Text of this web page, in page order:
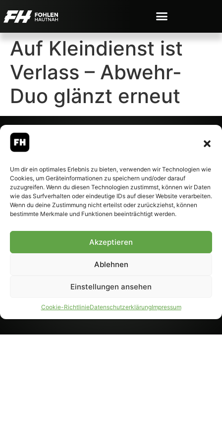
Um dir ein optimales Erlebnis zu bieten, verwenden wir Technologien wie
Cookies, um Geräteinformationen zu speichern und/oder darauf
zuzugreifen. Wenn du diesen Technologien zustimmst, können wir Daten
wie das Surfverhalten oder eindeutige IDs auf dieser Website verarbeiten.
Wenn du deine Zustimmung nicht erteilst oder zurückziehst, können
bestimmte Merkmale und Funktionen beeinträchtigt werden.
Akzeptieren
Ablehnen
Einstellungen ansehen
Cookie-RichtlinieDatenschutzerklärungImpressum
Auf Kleindienst ist
Verlass – Abwehr-
Duo glänzt erneut
– Alle rechte vorbehalten.
Fohlen-Hautnah.de ist ein
offiziell eingetragenes Magazin
bei der Deutschen
Nationalbibliothek (ISSN 1868-
Weiterverarbeitung, auch
Genehmigung.
PARTNER WERDEN
AGB